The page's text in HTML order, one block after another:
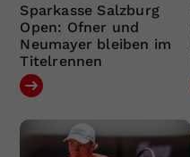
Sparkasse Salzburg
Open: Ofner und
Neumayer bleiben im
Titelrennen